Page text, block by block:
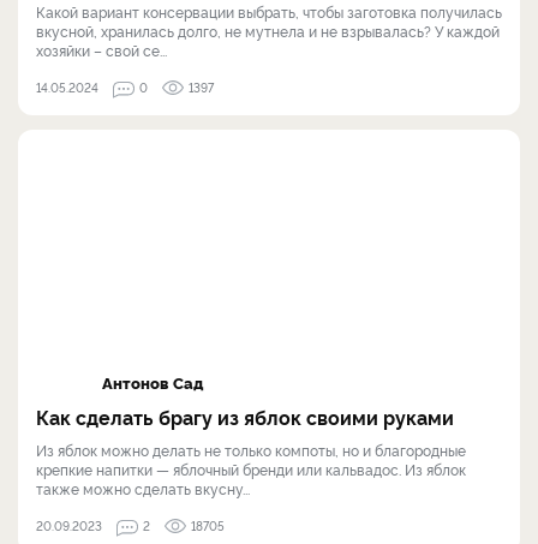
Какой вариант консервации выбрать, чтобы заготовка получилась
вкусной, хранилась долго, не мутнела и не взрывалась? У каждой
хозяйки – свой се...
14.05.2024 0 1397
Антонов Сад
Как сделать брагу из яблок своими руками
Из яблок можно делать не только компоты, но и благородные
крепкие напитки — яблочный бренди или кальвадос. Из яблок
также можно сделать вкусну...
20.09.2023 2 18705